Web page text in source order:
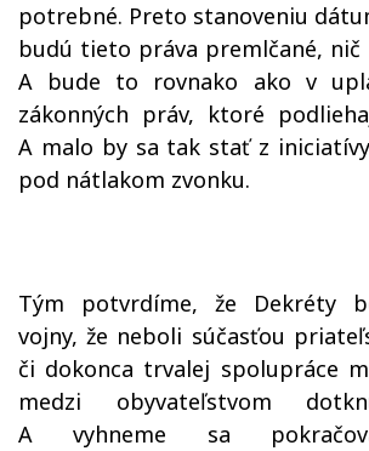
potrebné. Preto stanoveniu
budú tieto práva premlčané, nič
A bude to rovnako ako v
zákonných práv, ktoré
A malo by sa tak stať z iniciatívy
pod nátlakom zvonku.
Tým potvrdíme, že Dekréty
vojny, že neboli súčasťou
či dokonca trvalej spolupráce
medzi obyvateľstvom
A vyhneme sa